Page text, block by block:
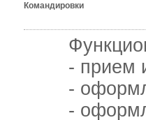
Командировки
- прием и
-
-